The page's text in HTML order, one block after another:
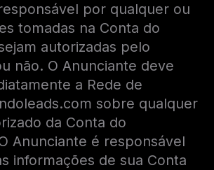
por qualquer ou
tomadas na Conta do
autorizadas pelo
não. O Anunciante deve
a Rede de
sobre qualquer
da Conta do
Anunciante é responsável
informações de sua Conta